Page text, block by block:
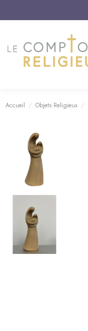
Accueil Objets Religieux